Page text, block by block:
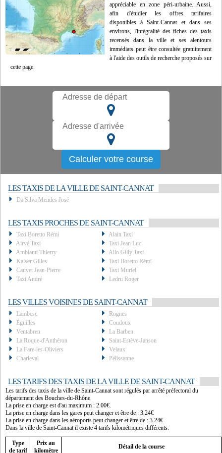
appréciable en zone péri-urbaine. Aussi,
afin d'étudier les offres tarifaires
disponibles à Saint-Cannat et dans ses
environs, l'intégralité des fiches des taxis
recensés dans la ville et ses alentours
immédiats peut être consultée gratuitement
à l'aide des outils de recherche proposés sur
cette page.
LES TAXIS DE LA VILLE DE SAINT-CANNAT
Da Silva Mendes José
LES TAXIS PROCHES DE SAINT-CANNAT
Taxi Boretto Rémi
Alain Taxi
Airvé Taxi
Taxi Jean Luc
Ambianti Thierry
Allo Gilly Taxi
Kaiser Gilles
Taxi Boretto Rémi
Cauvet Jean-Pierre
Taxi Muriel
Taxi André
Ledru Roger
LES VILLES VOISINES DE SAINT-CANNAT
Lambesc
Rognes
Éguilles
Coudoux
Ventabren
La Barben
La Roque-d'Anthéron
Saint-Estève-Janson
La Fare-les-Oliviers
Velaux
Charleval
Pélissanne
LES TARIFS DES TAXIS DE LA VILLE DE SAINT-CANNAT
Les tarifs des taxis de la ville de Saint-Cannat sont régulés par arrêté préfectoral du
département des Bouches-du-Rhône.
La prise en charge est d'au maximum : 2.00€.
La prise en charge dans les gares peut changer et être de : 3.24€
La prise en charge dans les aéroports peut changer et être de : 3.24€
Dans la ville de Saint-Cannat il existe 4 tarifs kilométriques différents.
Type
de tarif
Prix au
kilomètre
Détail de la course